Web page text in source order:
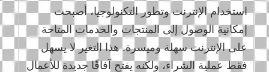
استخدام الإنترنت وتطور التكنولوجيا، أصبحت
إمكانية الوصول إلى المنتجات والخدمات المتاحة
على الإنترنت سهلة وميسرة. هذا التغير لا يسهل
فقط عملية الشراء، ولكنه يفتح آفاقًا جديدة للأعمال